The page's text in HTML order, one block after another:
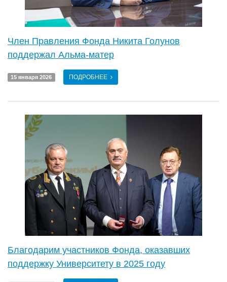
Член Правления Фонда Никита Голунов
поддержал Альма-матер
15 января 2026 ПОДРОБНЕЕ
Благодарим участников Фонда, оказавших
поддержку Университету в 2025 году